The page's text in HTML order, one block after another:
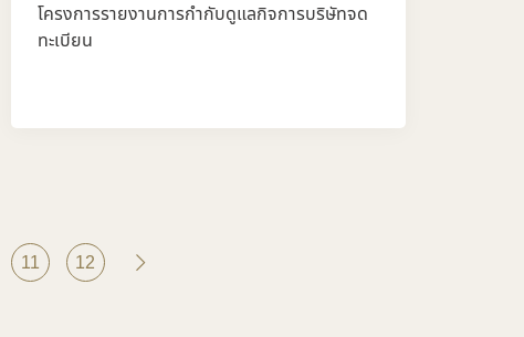
โครงการรายงานการกำกับดูแลกิจการบริษัทจด
ทะเบียน
11 12